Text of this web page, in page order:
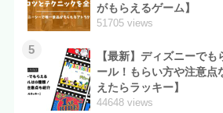
がもらえるゲーム】
51705 views
5
【最新】ディズニーで
ール！もらい方や注意点
えたらラッキー】
44648 views